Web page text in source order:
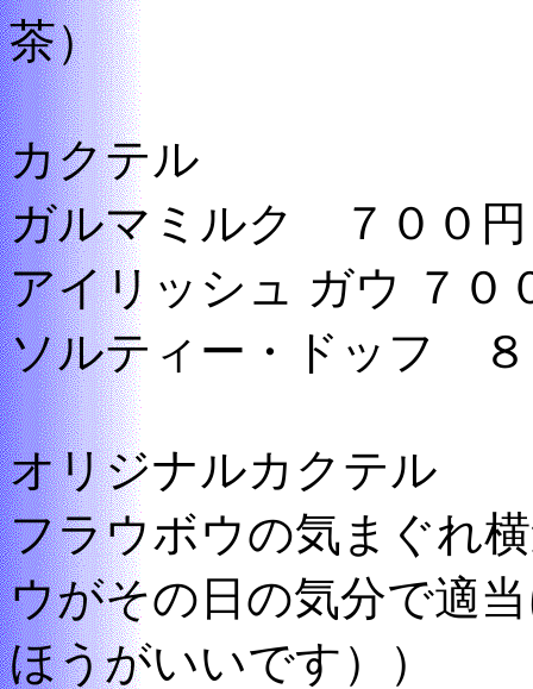
茶）
カクテル
ガルマミルク ７００円
アイリッシュ ガウ ７０
ソルティー・ドッフ ８
オリジナルカクテル
フラウボウの気まぐ
ウがその日の気分で適
ほうがいいです））